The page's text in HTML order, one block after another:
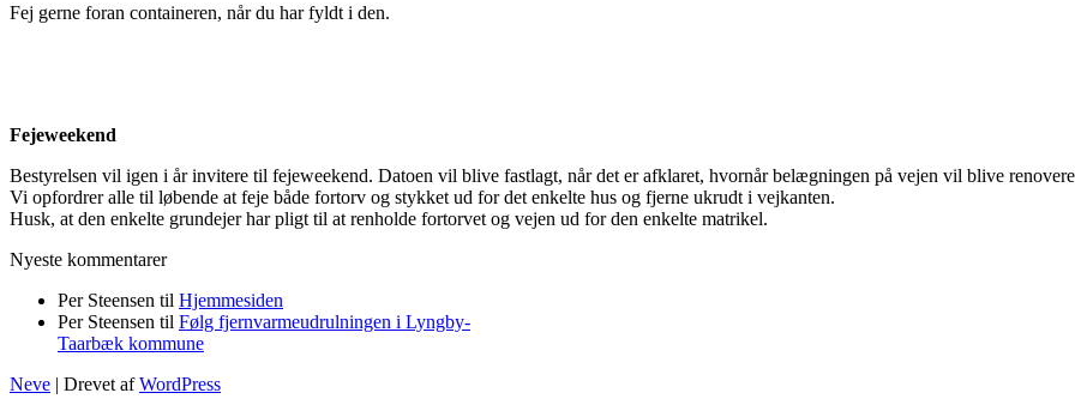
Fej gerne foran containeren, når du har fyldt i den.
Fejeweekend
Bestyrelsen vil igen i år invitere til fejeweekend. Datoen vil blive fastlagt, når det er afklaret, hvornår belægningen på vejen vil blive
Vi opfordrer alle til løbende at feje både fortorv og stykket ud for det enkelte hus og fjerne ukrudt i vejkanten.
Husk, at den enkelte grundejer har pligt til at renholde fortorvet og vejen ud for den enkelte matrikel.
Nyeste kommentarer
Per Steensen til Hjemmesiden
Per Steensen til Følg fjernvarmeudrulningen i Lyngby-
Taarbæk kommune
Neve | Drevet afWordPress